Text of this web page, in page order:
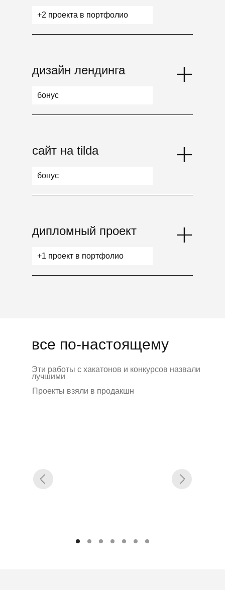
+2 проекта в портфолио
дизайн лендинга
бонус
сайт на tilda
бонус
дипломный проект
+1 проект в портфолио
Проекты взяли в продакшн
все по-настоящему
Эти работы с хакатонов и конкурсов назвали
лучшими